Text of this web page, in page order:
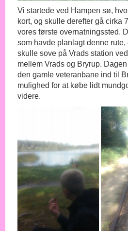
Vi startede ved Hampen sø,
kort, og skulle derefter gå cirka
vores første overnatningssted.
som havde planlagt denne
skulle sove på Vrads station
mellem Vrads og Bryrup.
den gamle veteranbane ind til
mulighed for at købe lidt
videre.